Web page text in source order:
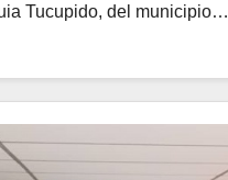
Tucupido, del municipio…